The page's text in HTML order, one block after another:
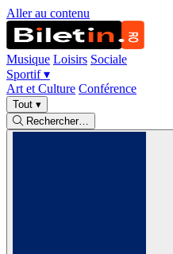
Aller au contenu
Musique Loisirs Sociale
Sportif▾
Art et Culture Conférence
Tout ▾
Rechercher…